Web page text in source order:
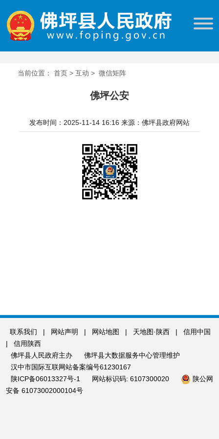
当前位置： 首页 > 互动 > 微信矩阵
佛坪公安
发布时间：2025-11-14 16:16 来源：佛坪县政府网站
联系我们 | 网站声明 | 网站地图 | 天地图·陕西 |
信用中国
|
信用陕西
佛坪县人民政府主办
佛坪县大数据服务中心管理维护
汉中市国际互联网站备案编号61230167
陕ICP备06013327号-1
网站标识码: 6107300020
陕公网
安备 61073002000104号